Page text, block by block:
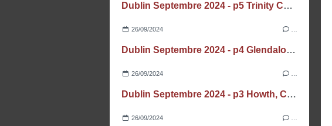
Dublin Septembre 2024 - p5 Trinity College, Dublin Portal et Docks
26/09/2024
Dublin Septembre 2024 - p4 Glendalough, Kilkenny et PS: I Love You
26/09/2024
Dublin Septembre 2024 - p3 Howth, Cliff et Oscar Wilde
26/09/2024